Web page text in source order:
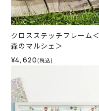
クロスステッチフレーム＜
森のマルシェ＞
¥4,620 (税込)